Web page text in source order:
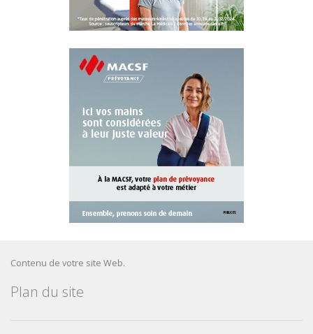
Contenu de votre site Web.
Plan du site